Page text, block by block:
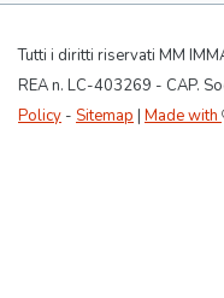
Tutti i diritti riservati MM
REA n. LC-403269 - CAP.
Policy - Sitemap | Made with